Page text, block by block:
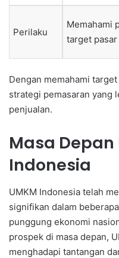
Perilaku
Memahami
target pasar
Dengan memahami
strategi pemasaran yang
penjualan.
Masa Depan
Indonesia
UMKM Indonesia telah
signifikan dalam
punggung ekonomi
prospek di masa depan,
menghadapi tantangan